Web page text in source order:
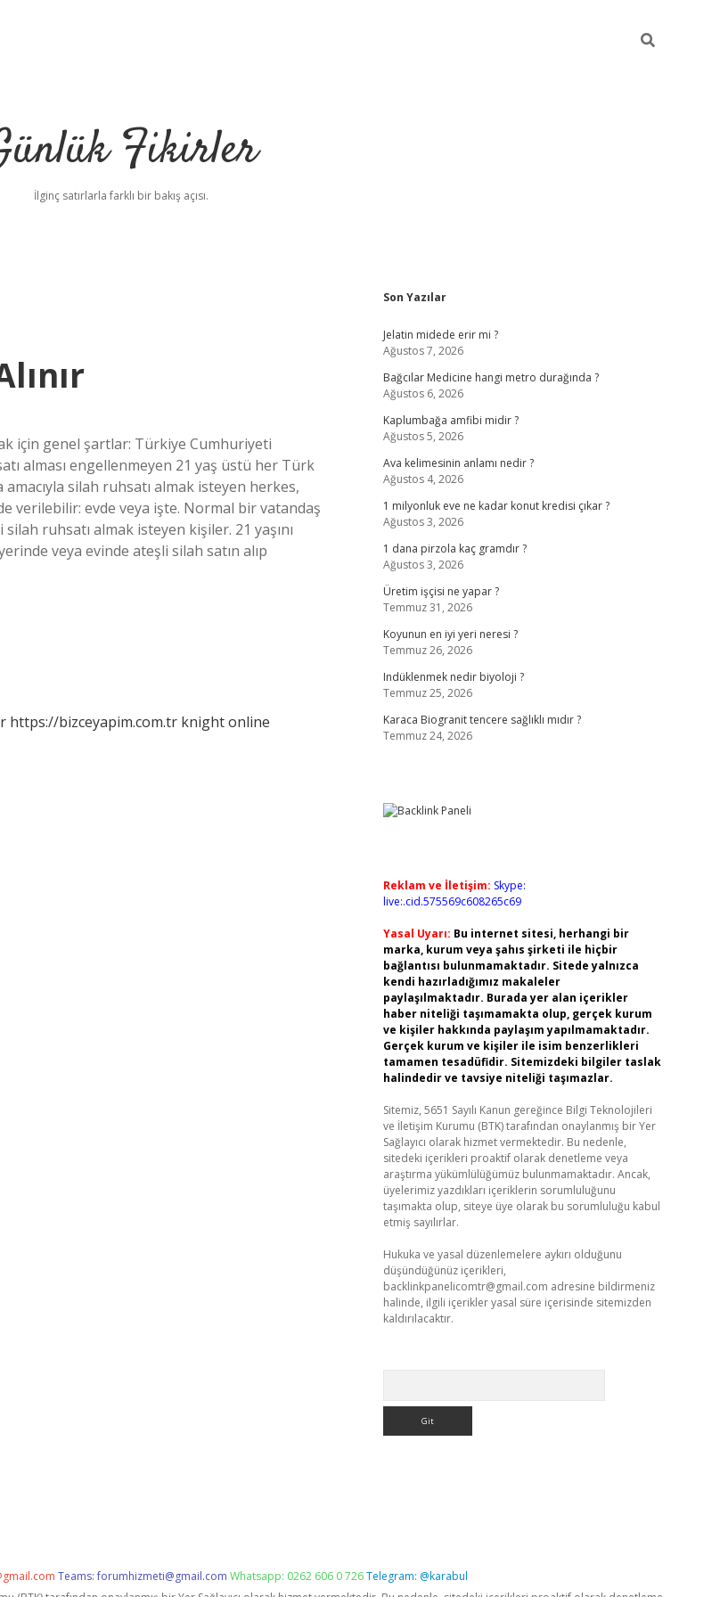
Fikirler
İlginç satırlarla farklı bir bakış açısı.
için genel şartlar: Türkiye Cumhuriyeti
alması engellenmeyen 21 yaş üstü her Türk
silah ruhsatı almak isteyen herkes,
verilebilir: evde veya işte. Normal bir vatandaş
ruhsatı almak isteyen kişiler. 21 yaşını
veya evinde ateşli silah satın alıp
https://bizceyapim.com.tr knight online
Sidebar
Son Yazılar
Jelatin midede erir mi ?
Ağustos 7, 2026
Bağcılar Medicine hangi metro durağında ?
Ağustos 6, 2026
Kaplumbağa amfibi midir ?
Ağustos 5, 2026
Ava kelimesinin anlamı nedir ?
Ağustos 4, 2026
1 milyonluk eve ne kadar konut kredisi çıkar ?
Ağustos 3, 2026
1 dana pirzola kaç gramdır ?
Ağustos 3, 2026
Üretim işçisi ne yapar ?
Temmuz 31, 2026
Koyunun en iyi yeri neresi ?
Temmuz 26, 2026
Indüklenmek nedir biyoloji ?
Temmuz 25, 2026
Karaca Biogranit tencere sağlıklı mıdır ?
Temmuz 24, 2026
Reklam ve İletişim: Skype:
live:.cid.575569c608265c69
Yasal Uyarı: Bu internet sitesi, herhangi bir
marka, kurum veya şahıs şirketi ile hiçbir
bağlantısı bulunmamaktadır. Sitede yalnızca
kendi hazırladığımız makaleler
paylaşılmaktadır. Burada yer alan içerikler
haber niteliği taşımamakta olup, gerçek kurum
ve kişiler hakkında paylaşım yapılmamaktadır.
Gerçek kurum ve kişiler ile isim benzerlikleri
tamamen tesadüfidir. Sitemizdeki bilgiler taslak
halindedir ve tavsiye niteliği taşımazlar.
Sitemiz, 5651 Sayılı Kanun gereğince Bilgi Teknolojileri
ve İletişim Kurumu (BTK) tarafından onaylanmış bir Yer
Sağlayıcı olarak hizmet vermektedir. Bu nedenle,
sitedeki içerikleri proaktif olarak denetleme veya
araştırma yükümlülüğümüz bulunmamaktadır. Ancak,
üyelerimiz yazdıkları içeriklerin sorumluluğunu
taşımakta olup, siteye üye olarak bu sorumluluğu kabul
etmiş sayılırlar.
Hukuka ve yasal düzenlemelere aykırı olduğunu
düşündüğünüz içerikleri,
backlinkpanelicomtr@gmail.com adresine bildirmeniz
halinde, ilgili içerikler yasal süre içerisinde sitemizden
kaldırılacaktır.
Teams:forumhizmeti@gmail.com Whatsapp: 0262 606 0 726Telegram: @karabul